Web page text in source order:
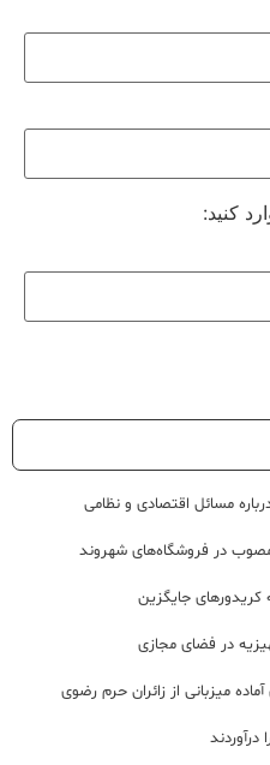
کنید:
مسائل اقتصادی و نظامی
مصوب در فروشگاه‌های شهروند
کریدورهای جایگزین
میزبانی از زائران حرم رضوی